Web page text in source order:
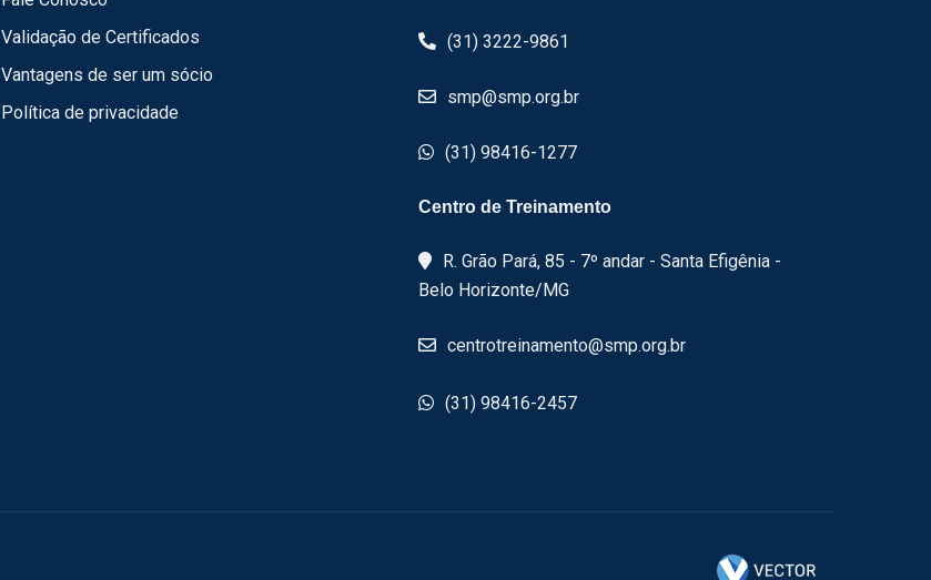
Validação de Certificados
Vantagens de ser um sócio
Política de privacidade
(31) 3222-9861
smp@smp.org.br
(31) 98416-1277
Centro de Treinamento
R. Grão Pará, 85 - 7º andar - Santa Efigênia -
Belo Horizonte/MG
centrotreinamento@smp.org.br
(31) 98416-2457